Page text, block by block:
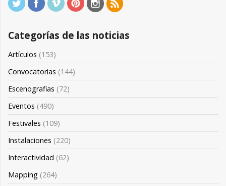
Categorías de las noticias
Artículos (153)
Convocatorias (144)
Escenografias (72)
Eventos (490)
Festivales (109)
Instalaciones (220)
Interactividad (62)
Mapping (264)